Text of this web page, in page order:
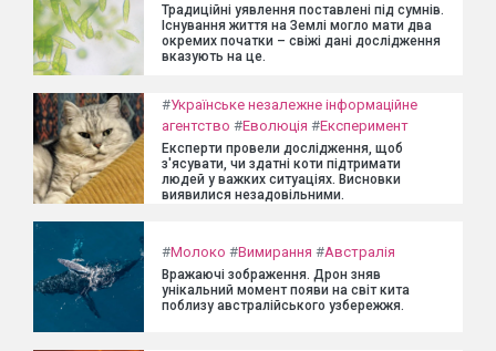
Традиційні уявлення поставлені під сумнів.
Існування життя на Землі могло мати два
окремих початки – свіжі дані дослідження
вказують на це.
#Українське незалежне інформаційне
агентство #Еволюція #Експеримент
Експерти провели дослідження, щоб
з'ясувати, чи здатні коти підтримати
людей у важких ситуаціях. Висновки
виявилися незадовільними.
#Молоко #Вимирання #Австралія
Вражаючі зображення. Дрон зняв
унікальний момент появи на світ кита
поблизу австралійського узбережжя.